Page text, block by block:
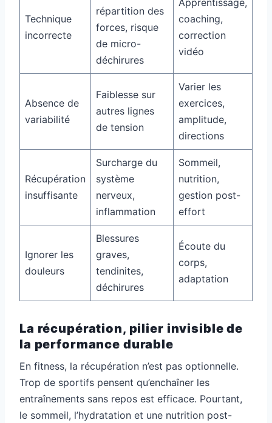
Technique
incorrecte
répartition des
forces, risque
de micro-
déchirures
Apprentissage,
coaching,
correction
vidéo
Absence de
variabilité
Faiblesse sur
autres lignes
de tension
Varier les
exercices,
amplitude,
directions
Récupération
insuffisante
Surcharge du
système
nerveux,
inflammation
Sommeil,
nutrition,
gestion post-
effort
Ignorer les
douleurs
Blessures
graves,
tendinites,
déchirures
Écoute du
corps,
adaptation
La récupération, pilier invisible de
la performance durable
En fitness, la récupération n’est pas optionnelle.
Trop de sportifs pensent qu’enchaîner les
entraînements sans repos est efficace. Pourtant,
le sommeil, l’hydratation et une nutrition post-